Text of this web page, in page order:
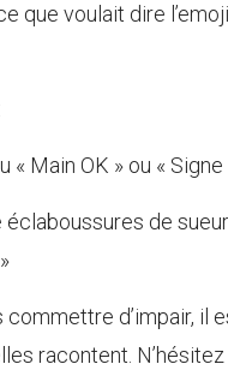
que voulait dire
Main OK » ou « Signe
de sueur
commettre d’impair, il
racontent.